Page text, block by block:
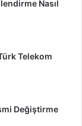
Nasıl
Telekom
Değiştirme